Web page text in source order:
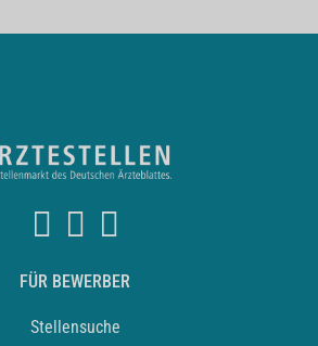
FÜR BEWERBER
Stellensuche